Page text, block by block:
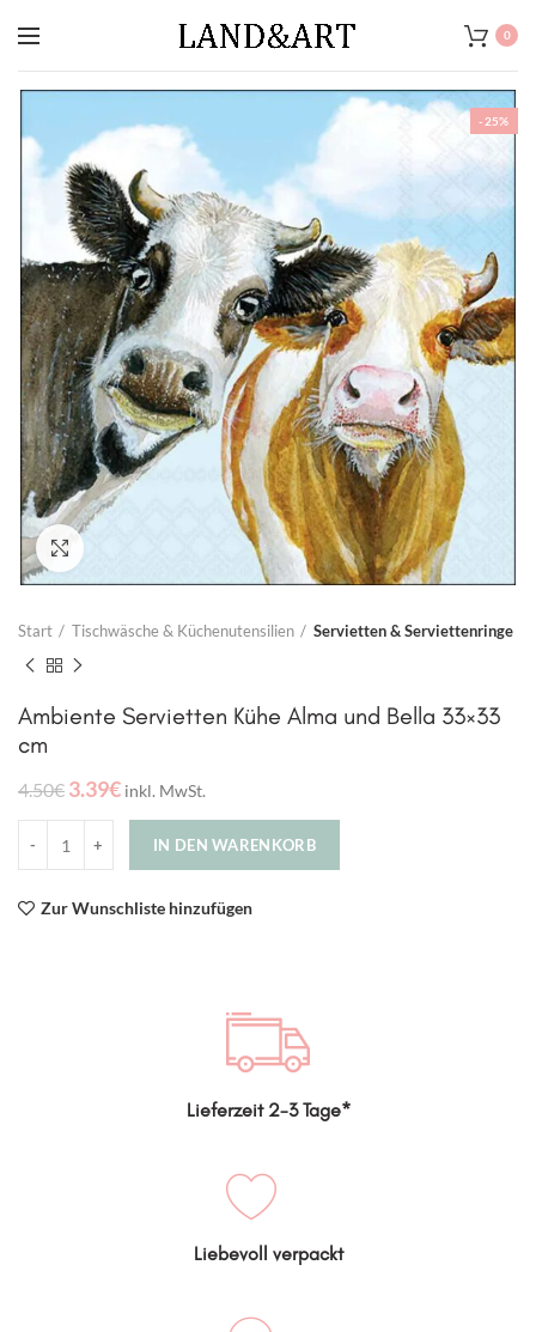
0
-25%
Start Tischwäsche & Küchenutensilien Servietten & Serviettenringe
Ambiente Servietten Kühe Alma und Bella 33×33
cm
4.50€ 3.39€ inkl. MwSt.
IN DEN WARENKORB
Zur Wunschliste hinzufügen
Lieferzeit 2-3 Tage*
Liebevoll verpackt